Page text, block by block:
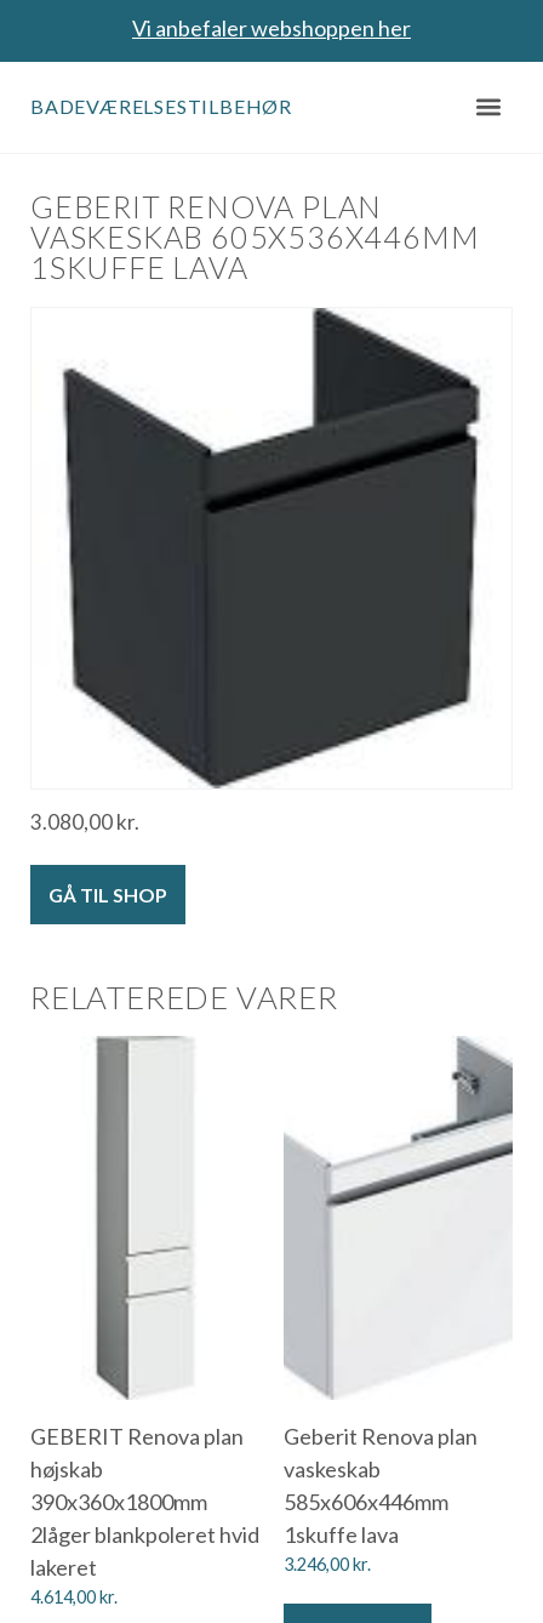
Vi anbefaler webshoppen her
BADEVÆRELSESTILBEHØR
GEBERIT RENOVA PLAN
VASKESKAB 605X536X446MM
1SKUFFE LAVA
3.080,00kr.
GÅ TIL SHOP
RELATEREDE VARER
GEBERIT Renova plan
højskab
390x360x1800mm
2låger blankpoleret hvid
lakeret
4.614,00kr.
Geberit Renova plan
vaskeskab
585x606x446mm
1skuffe lava
3.246,00kr.